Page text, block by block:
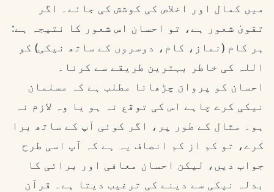
میں کمال اور اخلاص کی کوشش کی جائے۔ اگر
تقویٰ شعور ہے، تو احسان اس شعور کا نتیجہ ہے:
ہر کام (نماز، کام، دوسروں کے ساتھ نیکی) کو
اللہ کی خاطر بہترین طریقے سے کرنا۔
احسان کو پروان چڑھانا مطلب ہے کہ مسلمان
نیکی کرے چاہے اس کی توقع نہ ہو یا وہ لازم نہ
ہو۔ مثال کے طور پر، اگر کوئی آپ کے ساتھ برا
کرے، تو کم از کم انصاف یہ ہے کہ آپ اسی طرح
جواب دیں، لیکن احسان معافی اور برائی کا
بدلہ نیکی سے دینے کی ترغیب دیتا ہے۔ قرآن